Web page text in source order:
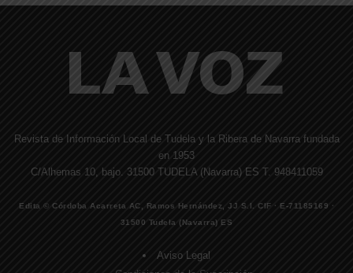
Revista de Información Local de Tudela y la Ribera de Navarra fundada
en 1953
C/Alhemas 10, bajo. 31500 TUDELA (Navarra) ES T. 948411059
Edita © Córdoba Acarreta AC, Ramos Hernández, JJ S.I. CIF · E-71185169 ·
31500 Tudela (Navarra) ES
Aviso Legal